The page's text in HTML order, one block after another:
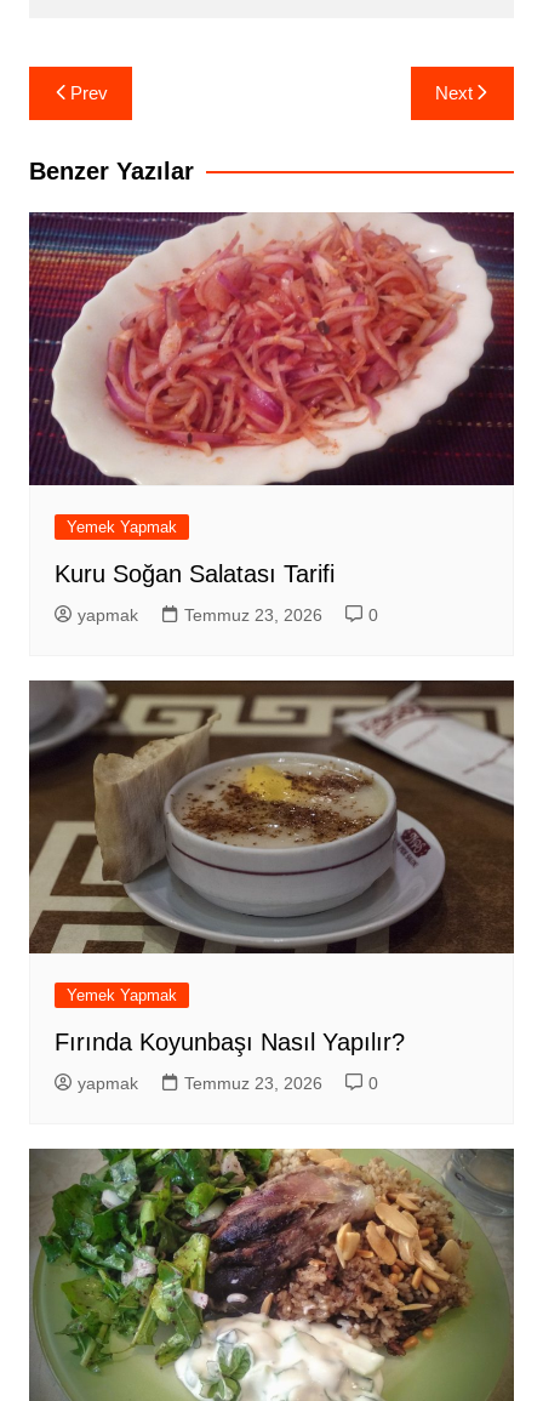
Yazı
gezinmesi
Prev Next
Benzer Yazılar
Yemek Yapmak
Kuru Soğan Salatası Tarifi
yapmak Temmuz 23, 2026 0
Yemek Yapmak
Fırında Koyunbaşı Nasıl Yapılır?
yapmak Temmuz 23, 2026 0